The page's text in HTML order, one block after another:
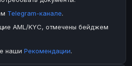
USD
USD
Paxum
Payoneer
Telegram-канале.
AML/KYC, отмечены бейджем
наши Рекомендации.